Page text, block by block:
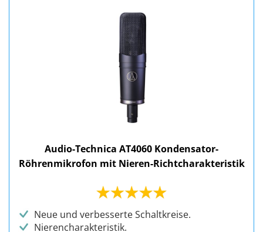
Audio-Technica AT4060 Kondensator-
Röhrenmikrofon mit Nieren-Richtcharakteristik
Neue und verbesserte Schaltkreise.
Nierencharakteristik.